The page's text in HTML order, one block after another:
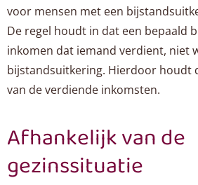
voor mensen met een
De regel houdt in dat een bepaald
inkomen dat iemand verdient, niet
bijstandsuitkering. Hierdoor houdt
van de verdiende inkomsten.
Afhankelijk van de
gezinssituatie